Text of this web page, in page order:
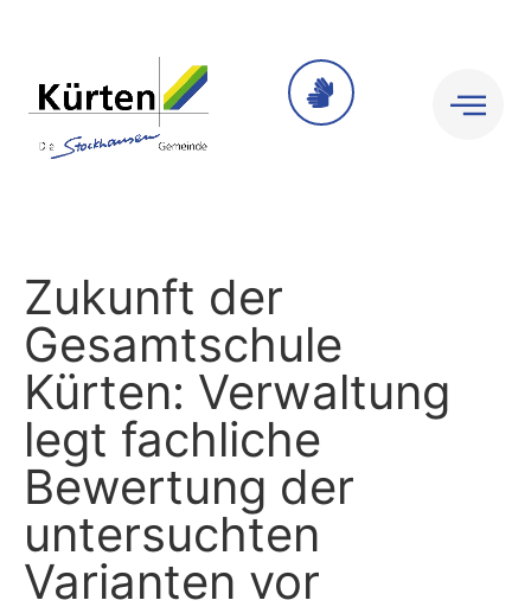
Zukunft der
Gesamtschule
Kürten: Verwaltung
legt fachliche
Bewertung der
untersuchten
Varianten vor